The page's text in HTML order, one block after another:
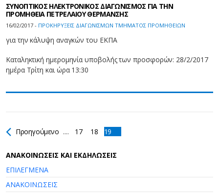
ΣΥΝΟΠΤΙΚΟΣ ΗΛΕΚΤΡΟΝΙΚΟΣ ΔΙΑΓΩΝΙΣΜΟΣ ΓΙΑ ΤΗΝ
ΠΡΟΜΗΘΕΙΑ ΠΕΤΡΕΛΑΙΟΥ ΘΕΡΜΑΝΣΗΣ
16/02/2017 - ΠΡΟΚΗΡΥΞΕΙΣ ΔΙΑΓΩΝΙΣΜΩΝ ΤΜΗΜΑΤΟΣ ΠΡΟΜΗΘΕΙΩΝ
για την κάλυψη αναγκών του ΕΚΠΑ
Καταληκτική ημερομηνία υποβολής των προσφορών: 28/2/2017
ημέρα Τρίτη και ώρα 13:30
Προηγούμενο .... 17 18 19
AΝΑΚΟΙΝΩΣΕΙΣ ΚΑΙ ΕΚΔΗΛΩΣΕΙΣ
ΕΠΙΛΕΓΜΕΝΑ
ΑΝΑΚΟΙΝΩΣΕΙΣ